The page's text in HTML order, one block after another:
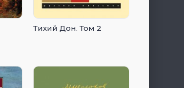
Тихий Дон. Том 2